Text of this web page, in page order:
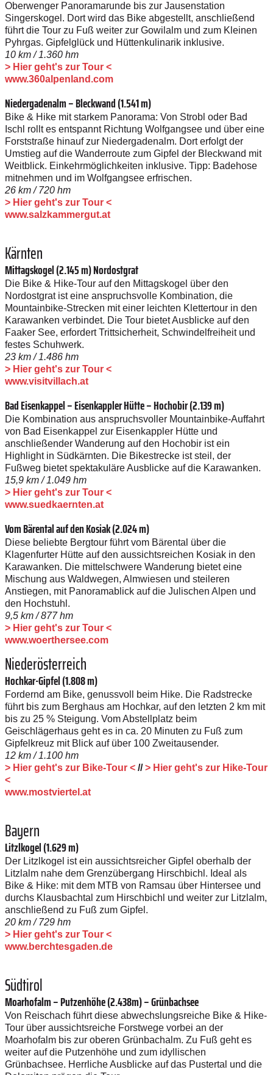
Oberwenger Panoramarunde bis zur Jausenstation
Singerskogel. Dort wird das Bike abgestellt, anschließend
führt die Tour zu Fuß weiter zur Gowilalm und zum Kleinen
Pyhrgas. Gipfel­glück und Hüttenkulinarik inklusive.
10 km / 1.360 hm
> Hier geht's zur Tour <
www.360alpenland.com
Niedergadenalm – Bleckwand (1.541 m)
Bike & Hike mit starkem Panorama: Von Strobl oder Bad
Ischl rollt es entspannt Richtung Wolfgangsee und über eine
Forststraße hinauf zur Niedergadenalm. Dort erfolgt der
Umstieg auf die Wanderroute zum Gipfel der Bleckwand mit
Weitblick. Einkehrmöglichkeiten inklusive. Tipp: Badehose
mitnehmen und im Wolfgangsee erfrischen.
26 km / 720 hm
> Hier geht's zur Tour <
www.salzkammergut.at
Kärnten
Mittagskogel ­(2.145 m) ­Nordostgrat
Die Bike & Hike-Tour auf den Mittagskogel über den
Nordostgrat ist eine anspruchsvolle Kombination, die
Mountainbike-Strecken mit einer leichten Klettertour in den
Karawanken verbindet. Die Tour bietet Ausblicke auf den
Faaker See, erfordert Trittsicherheit, Schwindelfreiheit und
festes Schuhwerk.
23 km / 1.486 hm
> Hier geht's zur Tour <
www.visitvillach.at
Bad Eisenkappel –­ Eisenkappler Hütte – Hochobir (2.139 m)
Die Kombination aus anspruchsvoller Mountainbike-Auffahrt
von Bad Eisenkappel zur Eisenkappler Hütte und
anschließender Wanderung auf den Hochobir ist ein
Highlight in Südkärnten. Die Bikestrecke ist steil, der
Fußweg bietet spektakuläre Ausblicke auf die Karawanken.
15,9 km / 1.049 hm
> Hier geht's zur Tour <
www.suedkaernten.at
Vom Bärental auf den Kosiak (2.024 m)
Diese beliebte Bergtour führt vom Bärental über die
Klagenfurter Hütte auf den aussichtsreichen Kosiak in den
Karawanken. Die mittelschwere Wanderung bietet eine
Mischung aus Waldwegen, Almwiesen und steileren
Anstiegen, mit Panoramablick auf die Julischen Alpen und
den Hochstuhl.
9,5 km / 877 hm
> Hier geht's zur Tour <
www.woerthersee.com
Niederösterreich
Hochkar-Gipfel (1.808 m)
Fordernd am Bike, genussvoll beim Hike. Die Radstrecke
führt bis zum Berghaus am Hochkar, auf den letzten 2 km mit
bis zu 25 % Steigung. Vom Abstellplatz beim
Geischlägerhaus geht es in ca. 20 Minuten zu Fuß zum
Gipfelkreuz mit Blick auf über 100 Zweitausender.
12 km / 1.100 hm
> Hier geht's zur Bike-Tour < //> Hier geht's zur Hike-Tour
<
www.mostviertel.at
Bayern
Litzlkogel (1.629 m)
Der Litzlkogel ist ein aussichtsreicher Gipfel oberhalb der
Litzlalm nahe dem Grenzübergang Hirschbichl. Ideal als
Bike & Hike: mit dem MTB von Ramsau über Hintersee und
durchs Klausbachtal zum Hirschbichl und weiter zur Litzlalm,
anschließend zu Fuß zum Gipfel.
20 km / 729 hm
> Hier geht's zur Tour <
www.berchtesgaden.de
Südtirol
Moarhofalm – Putzenhöhe (2.438m) – Grünbachsee
Von Reischach führt diese abwechslungsreiche Bike & Hike-
Tour über aussichtsreiche Forstwege vorbei an der
Moarhofalm bis zur oberen Grünbachalm. Zu Fuß geht es
weiter auf die Putzenhöhe und zum idyllischen
Grünbachsee. Herrliche Ausblicke auf das Pustertal und die